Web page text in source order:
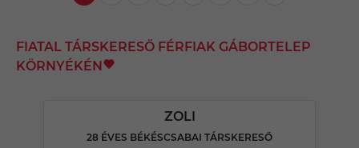
FIATAL TÁRSKERESŐ FÉRFIAK GÁBORTELEP
KÖRNYÉKÉN
ZOLI
28 ÉVES BÉKÉSCSABAI TÁRSKERESŐ